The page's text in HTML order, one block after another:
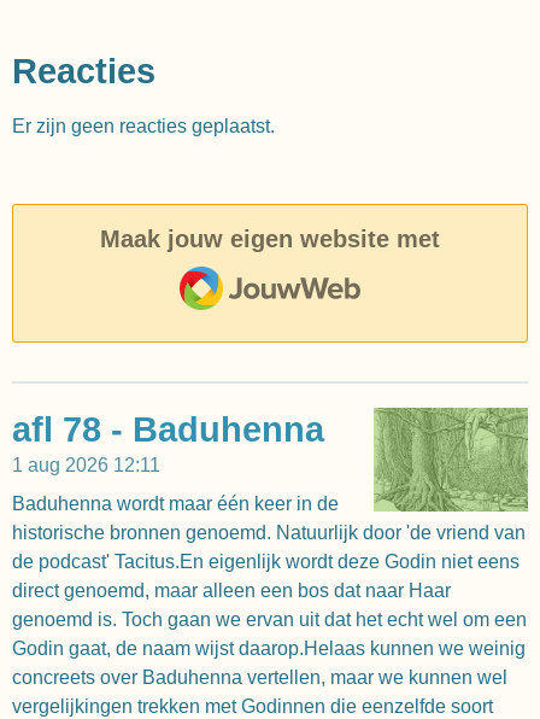
Reacties
Er zijn geen reacties geplaatst.
Maak jouw eigen website met
JouwWeb
afl 78 - Baduhenna
1 aug 2026 12:11
Baduhenna wordt maar één keer in de
historische bronnen genoemd. Natuurlijk door 'de vriend van
de podcast' Tacitus.En eigenlijk wordt deze Godin niet eens
direct genoemd, maar alleen een bos dat naar Haar
genoemd is. Toch gaan we ervan uit dat het echt wel om een
Godin gaat, de naam wijst daarop.Helaas kunnen we weinig
concreets over Baduhenna vertellen, maar we kunnen wel
vergelijkingen trekken met Godinnen die eenzelfde soort